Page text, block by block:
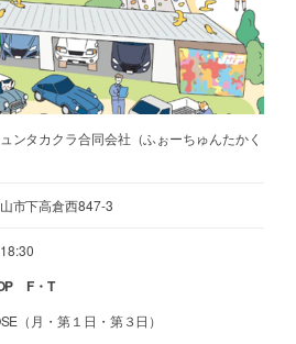
ンタカクラ合同会社（ふぉーちゅんたかく
市下高倉西847-3
F・T
（月・第１日・第３日）